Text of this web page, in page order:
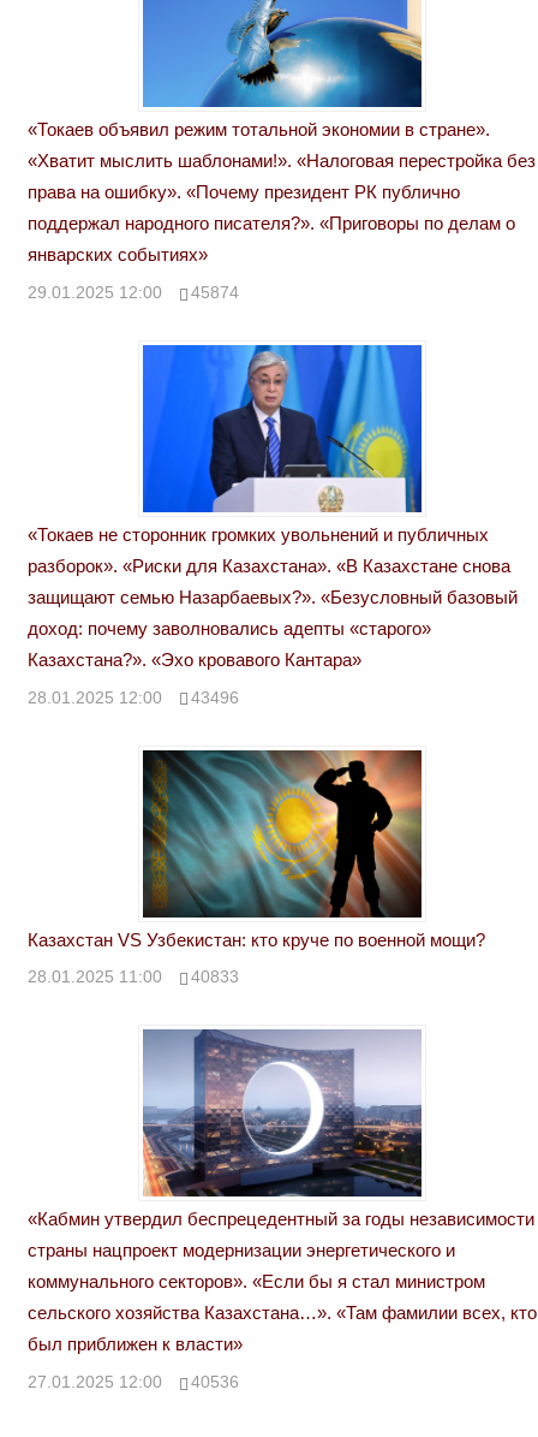
«Токаев объявил режим тотальной экономии в стране».
«Хватит мыслить шаблонами!». «Налоговая перестройка без
права на ошибку». «Почему президент РК публично
поддержал народного писателя?». «Приговоры по делам о
январских событиях»
29.01.2025 12:00 45874
«Токаев не сторонник громких увольнений и публичных
разборок». «Риски для Казахстана». «В Казахстане снова
защищают семью Назарбаевых?». «Безусловный базовый
доход: почему заволновались адепты «старого»
Казахстана?». «Эхо кровавого Кантара»
28.01.2025 12:00 43496
Казахстан VS Узбекистан: кто круче по военной мощи?
28.01.2025 11:00 40833
«Кабмин утвердил беспрецедентный за годы независимости
страны нацпроект модернизации энергетического и
коммунального секторов». «Если бы я стал министром
сельского хозяйства Казахстана…». «Там фамилии всех, кто
был приближен к власти»
27.01.2025 12:00 40536